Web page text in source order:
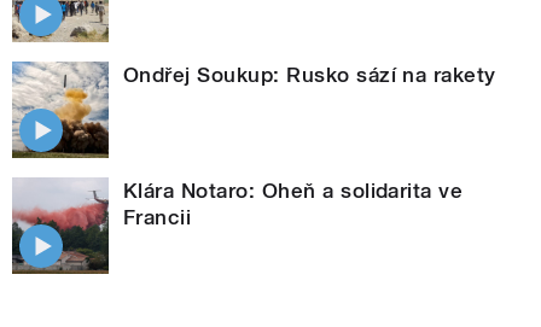
Ondřej Soukup: Rusko sází na rakety
Klára Notaro: Oheň a solidarita ve
Francii